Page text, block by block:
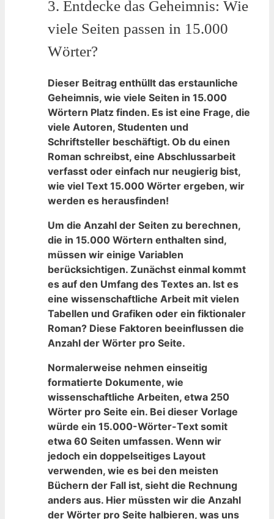
3. Entdecke ‍das ⁣Geheimnis: Wie
viele Seiten passen in 15.000
Wörter?
Dieser Beitrag enthüllt das erstaunliche
Geheimnis,⁣ wie viele‌ Seiten in 15.000‌
Wörtern Platz finden.⁤ Es ist eine Frage, die​
viele Autoren, Studenten und
‍Schriftsteller beschäftigt. Ob​ du einen
Roman‍ schreibst, eine Abschlussarbeit
verfasst ⁣oder einfach nur⁤ neugierig bist,
wie viel Text 15.000 Wörter ergeben, wir
werden es⁢ herausfinden!
Um die Anzahl​ der Seiten zu berechnen,
die in 15.000 Wörtern enthalten sind,
müssen wir einige Variablen
berücksichtigen. Zunächst⁣ einmal ‍kommt
es auf den Umfang des Textes an. Ist es
eine wissenschaftliche Arbeit mit vielen⁢
Tabellen und Grafiken oder ein fiktionaler
Roman? ‌Diese Faktoren beeinflussen⁢ die
Anzahl der Wörter pro Seite.
Normalerweise nehmen einseitig
formatierte Dokumente, wie
wissenschaftliche Arbeiten, etwa 250
Wörter⁢ pro Seite‌ ein. Bei⁢ dieser Vorlage
würde⁤ ein 15.000-Wörter-Text somit
etwa 60 Seiten umfassen.‍ Wenn wir‍
jedoch ein doppelseitiges Layout
verwenden, wie es⁣ bei den meisten
Büchern der⁣ Fall ist, sieht die Rechnung
anders aus. Hier müssten wir die Anzahl
der Wörter pro Seite ⁣halbieren,⁢ was uns